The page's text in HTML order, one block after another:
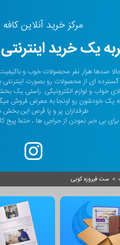
مرکز خرید آنلاین
یک خرید
شما بوده و تاحالا صدها هزار نفر محصولات
ای از محصولات رو بصورت
خواب و لوازم الکترونیکی. راستی یک
یک خودشون رو اونجا به معرض فروش
طرفداران پر و پا قرص این
برای بی خبر نمودن از حراجی ها ، حتما پیج
> ست فیروزه کوبی